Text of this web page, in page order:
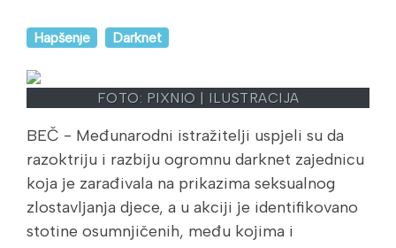
Hapšenje Darknet
FOTO: PIXNIO | ILUSTRACIJA
BEČ - Međunarodni istražitelji uspjeli su da
razoktriju i razbiju ogromnu darknet zajednicu
koja je zarađivala na prikazima seksualnog
zlostavljanja djece, a u akciji je identifikovano
stotine osumnjičenih, među kojima i